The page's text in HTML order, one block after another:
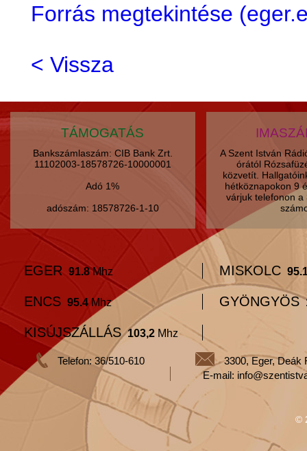
Forrás megtekintése
< Vissza
TÁMOGATÁS
Bankszámlaszám: CIB Bank Zrt.
11102003-18578726-10000001
Adó 1%
adószám: 18578726-1-10
A Szent István
órától
közvetít.
hétköznapokon 9
várjuk telefonon
EGER 91.8Mhz MISKOLC
ENCS 95.4 Mhz GYÖNGYÖS
KISÚJSZÁLLÁS 103,2 Mhz
Telefon: 36/510-610
3300, Eger, Deák
E-mail:
©